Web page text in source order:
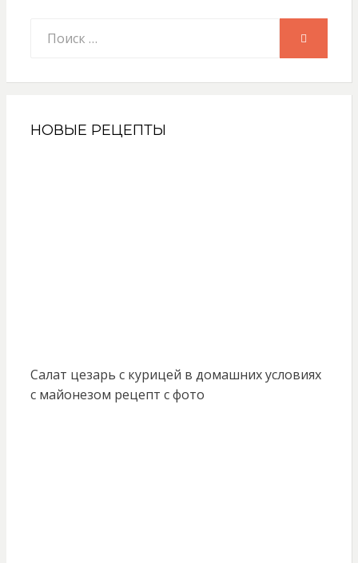
НОВЫЕ РЕЦЕПТЫ
Салат цезарь с курицей в домашних условиях
с майонезом рецепт с фото